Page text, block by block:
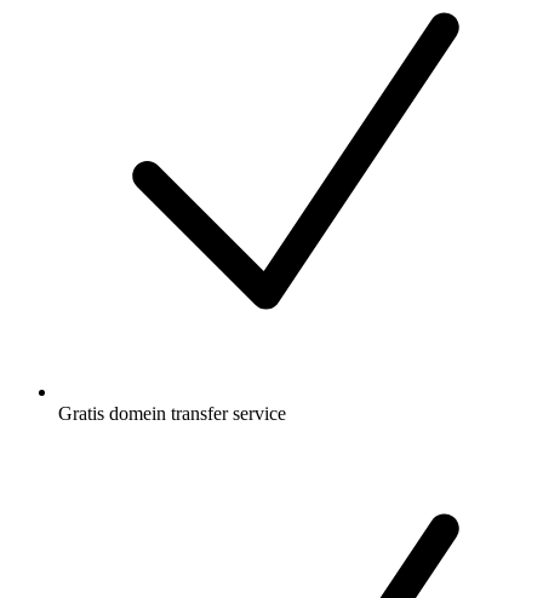
Gratis domein transfer service